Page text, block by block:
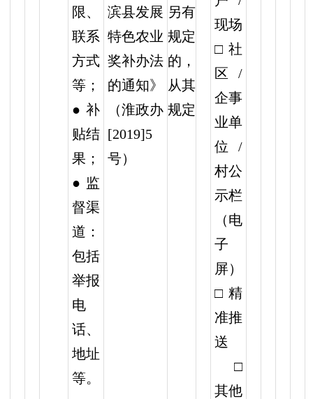
限、
联系
方式
等；
● 补
贴结
果；
● 监
督渠
道：
包括
举报
电
话、
地址
等。
滨县发展
特色农业
奖补办法
的通知》
（淮政办
[2019]5
号）
另有
规定
的，
从其
规定
现场
□社
区/
企事
业单
位/
村公
示栏
（电
子
屏）
□精
准推
送
□
其他